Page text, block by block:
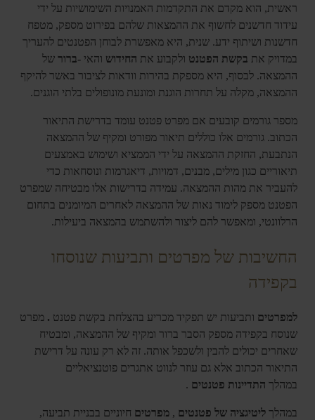
ראשית, הוא מקדם את התקדמות האמנויות השימושיות על ידי
עידוד חדשנים לחשוף את ההמצאות שלהם בפירוט מספק, מטפח
חדשנות ושיתוף ידע. שנית, היא מאפשרת לבוחן הפטנטים להעריך
במדויק את בקשת הפטנט ולקבוע את החידוש והאי-ברור של
ההמצאה. לבסוף, היא מספקת בהירות וודאות לציבור באשר להיקף
ההמצאה, מקלה על תחרות הוגנת ומונעת מונופולים בלתי הוגנים.
מספר גורמים קובעים אם מפרט פטנט עומד בדרישת התיאור
הכתוב. גורמים אלו כוללים תיאור מפורט ומקיף של ההמצאה
הנתבעת, החזקת ההמצאה על ידי הממציא ושימוש באמצעים
תיאוריים כגון מילים, מבנים, דמויות, דיאגרמות ונוסחאות כדי
להעביר את מהות ההמצאה. עמידה בדרישות אלו מבטיחה שמפרט
הפטנט מספק לימוד נאות של ההמצאה לאחרים המיומנים בתחום
הרלוונטי, ומאפשר להם ליצור ולהשתמש בהמצאה ביעילות.
החשיבות של מפרטים ותביעות שנוסחו
בקפידה
למפרטים ותביעות יש תפקיד מכריע בהצלחת בקשת פטנט . מפרט
שנוסח בקפידה מספק הסבר ברור ומקיף של ההמצאה, ומבטיח
שאחרים יכולים להבין ולשכפל אותה. זה לא רק עונה על דרישת
התיאור הכתוב אלא גם עוזר לנווט אתגרים פוטנציאליים
במהלך התדיינות פטנטים .
במהלךליטיגציה של פטנטים ,מפרטים חיוניים בבניית תביעה,